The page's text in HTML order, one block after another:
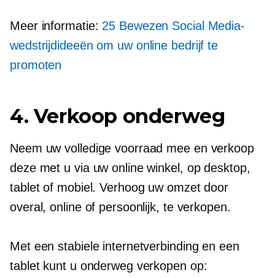
Meer informatie: 25 Bewezen Social Media-
wedstrijdideeën om uw online bedrijf te
promoten
4. Verkoop onderweg
Neem uw volledige voorraad mee en verkoop
deze met u via uw online winkel, op desktop,
tablet of mobiel. Verhoog uw omzet door
overal, online of persoonlijk, te verkopen.
Met een stabiele internetverbinding en een
tablet kunt u onderweg verkopen op: